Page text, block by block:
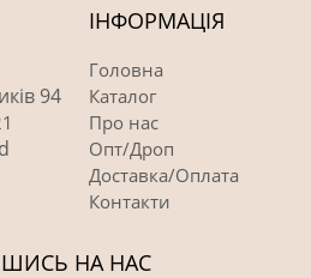
94
ІНФОРМАЦІЯ
Головна
Каталог
Про нас
Опт/Дроп
Доставка/Оплата
Контакти
НА НАС